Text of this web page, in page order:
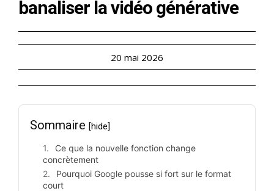
banaliser la vidéo générative
20 mai 2026
Sommaire [hide]
Ce que la nouvelle fonction change
concrètement
Pourquoi Google pousse si fort sur le format
court